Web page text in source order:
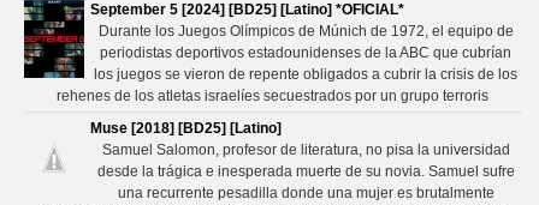
September 5 [2024] [BD25] [Latino] *OFICIAL*
Durante los Juegos Olímpicos de Múnich de 1972, el equipo de
periodistas deportivos estadounidenses de la ABC que cubrían
los juegos se vieron de repente obligados a cubrir la crisis de los
rehenes de los atletas israelíes secuestrados por un grupo terroris
Muse [2018] [BD25] [Latino]
Samuel Salomon, profesor de literatura, no pisa la universidad
desde la trágica e inesperada muerte de su novia. Samuel sufre
una recurrente pesadilla donde una mujer es brutalmente